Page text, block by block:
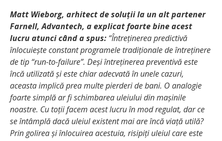
Matt Wieborg, arhitect de soluții la un alt partener
Farnell, Advantech, a explicat foarte bine acest
lucru atunci când a spus: “Întreținerea predictivă
înlocuiește constant programele tradiționale de întreținere
de tip “run-to-failure”. Deși întreținerea preventivă este
încă utilizată și este chiar adecvată în unele cazuri,
aceasta implică prea multe pierderi de bani. O analogie
foarte simplă ar fi schimbarea uleiului din mașinile
noastre. Cu toții facem acest lucru în mod regulat, dar ce
se întâmplă dacă uleiul existent mai are încă viață utilă?
Prin golirea și înlocuirea acestuia, risipiți uleiul care este